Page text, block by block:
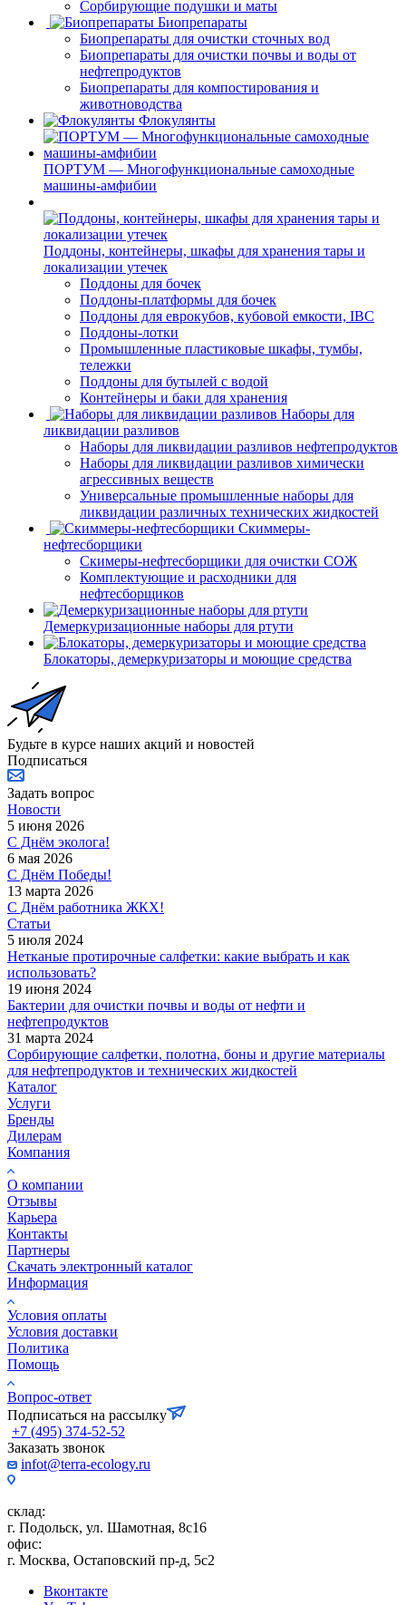
Сорбирующие подушки и маты
Биопрепараты
Биопрепараты для очистки сточных вод
Биопрепараты для очистки почвы и воды от
нефтепродуктов
Биопрепараты для компостирования и
животноводства
Флокулянты
ПОРТУМ — Многофункциональные самоходные
машины-амфибии
Поддоны, контейнеры, шкафы для хранения тары и
локализации утечек
Поддоны для бочек
Поддоны-платформы для бочек
Поддоны для еврокубов, кубовой емкости, IBC
Поддоны-лотки
Промышленные пластиковые шкафы, тумбы,
тележки
Поддоны для бутылей с водой
Контейнеры и баки для хранения
Наборы для
ликвидации разливов
Наборы для ликвидации разливов нефтепродуктов
Наборы для ликвидации разливов химически
агрессивных веществ
Универсальные промышленные наборы для
ликвидации различных технических жидкостей
Скиммеры-
нефтесборщики
Скимеры-нефтесборщики для очистки СОЖ
Комплектующие и расходники для
нефтесборщиков
Демеркуризационные наборы для ртути
Блокаторы, демеркуризаторы и моющие средства
Будьте в курсе наших акций и новостей
Подписаться
Задать вопрос
Новости
5 июня 2026
С Днём эколога!
6 мая 2026
С Днём Победы!
13 марта 2026
С Днём работника ЖКХ!
Статьи
5 июля 2024
Нетканые протирочные салфетки: какие выбрать и как
использовать?
19 июня 2024
Бактерии для очистки почвы и воды от нефти и
нефтепродуктов
31 марта 2024
Сорбирующие салфетки, полотна, боны и другие материалы
для нефтепродуктов и технических жидкостей
Каталог
Услуги
Бренды
Дилерам
Компания
О компании
Отзывы
Карьера
Контакты
Партнеры
Скачать электронный каталог
Информация
Условия оплаты
Условия доставки
Политика
Помощь
Вопрос-ответ
Подписаться на рассылку
+7 (495) 374-52-52
Заказать звонок
infot@terra-ecology.ru
склад:
г. Подольск, ул. Шамотная, 8с16
офис:
г. Москва, Остаповский пр-д, 5с2
Вконтакте